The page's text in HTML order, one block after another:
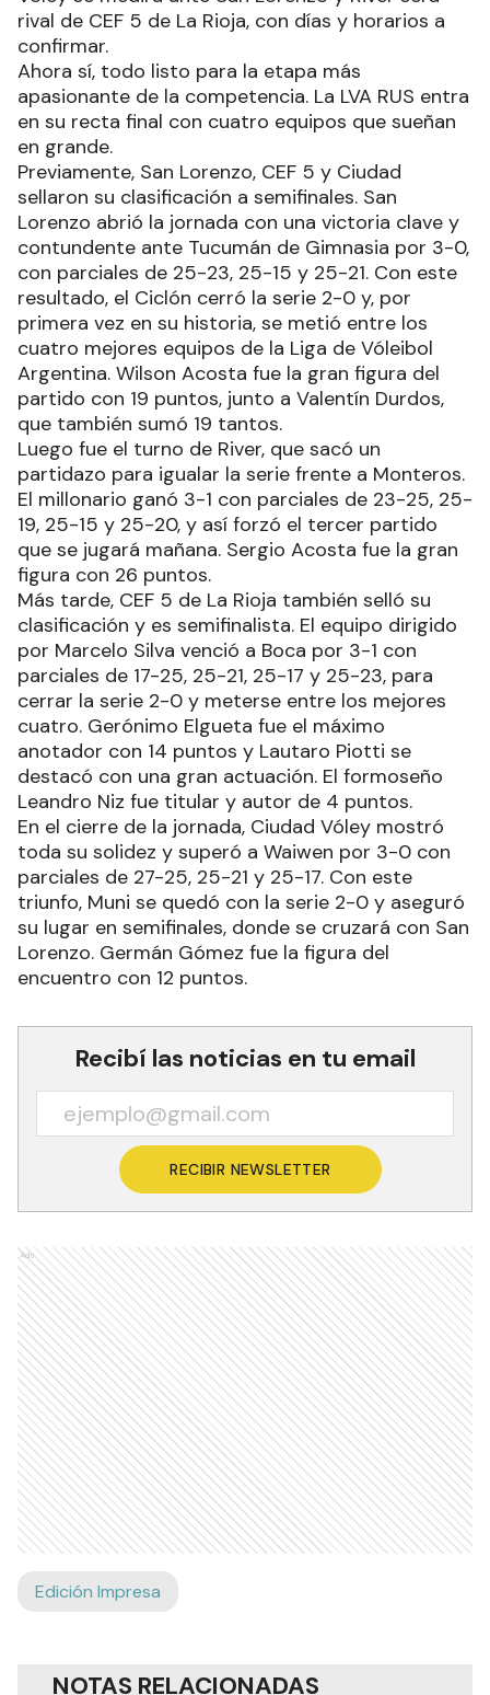
rival de CEF 5 de La Rioja, con días y horarios a
confirmar.
Ahora sí, todo listo para la etapa más
apasionante de la competencia. La LVA RUS entra
en su recta final con cuatro equipos que sueñan
en grande.
Previamente, San Lorenzo, CEF 5 y Ciudad
sellaron su clasificación a semifinales. San
Lorenzo abrió la jornada con una victoria clave y
contundente ante Tucumán de Gimnasia por 3-0,
con parciales de 25-23, 25-15 y 25-21. Con este
resultado, el Ciclón cerró la serie 2-0 y, por
primera vez en su historia, se metió entre los
cuatro mejores equipos de la Liga de Vóleibol
Argentina. Wilson Acosta fue la gran figura del
partido con 19 puntos, junto a Valentín Durdos,
que también sumó 19 tantos.
Luego fue el turno de River, que sacó un
partidazo para igualar la serie frente a Monteros.
El millonario ganó 3-1 con parciales de 23-25, 25-
19, 25-15 y 25-20, y así forzó el tercer partido
que se jugará mañana. Sergio Acosta fue la gran
figura con 26 puntos.
Más tarde, CEF 5 de La Rioja también selló su
clasificación y es semifinalista. El equipo dirigido
por Marcelo Silva venció a Boca por 3-1 con
parciales de 17-25, 25-21, 25-17 y 25-23, para
cerrar la serie 2-0 y meterse entre los mejores
cuatro. Gerónimo Elgueta fue el máximo
anotador con 14 puntos y Lautaro Piotti se
destacó con una gran actuación. El formoseño
Leandro Niz fue titular y autor de 4 puntos.
En el cierre de la jornada, Ciudad Vóley mostró
toda su solidez y superó a Waiwen por 3-0 con
parciales de 27-25, 25-21 y 25-17. Con este
triunfo, Muni se quedó con la serie 2-0 y aseguró
su lugar en semifinales, donde se cruzará con San
Lorenzo. Germán Gómez fue la figura del
encuentro con 12 puntos.
Recibí las noticias en tu email
RECIBIR NEWSLETTER
Ads
Edición Impresa
NOTAS RELACIONADAS